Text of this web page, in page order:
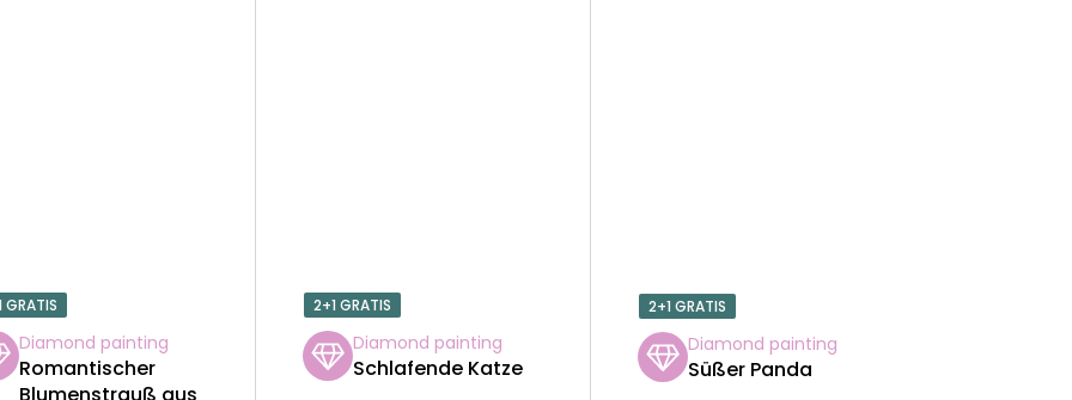
GRATIS
Diamond painting
Romantischer
Blumenstrauß aus
2+1 GRATIS
Diamond painting
Schlafende Katze
2+1 GRATIS
Diamond painting
Süßer Panda